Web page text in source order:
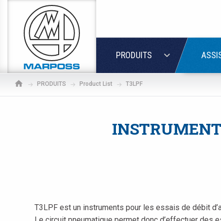
PRODUITS
PRODUITS Product List T3LPF
T3LPF est un instruments pour les essais de débit
If